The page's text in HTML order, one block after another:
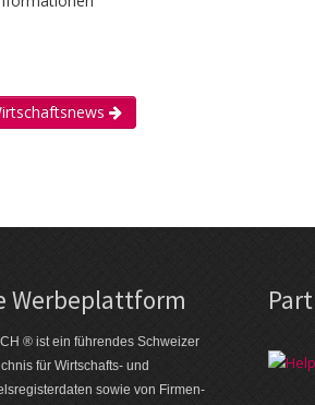
Werbe­plattform
® ist ein führendes Schweizer
für Wirtschafts- und
sowie von Firmen­